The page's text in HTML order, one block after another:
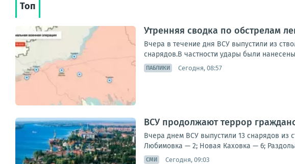
Топ
Утренняя сводка по обстрелам
Вчера в течение дня ВСУ выпустили из
снарядов.В частности удары были
ПАБЛИКИ Сегодня, 08:57
ВСУ продолжают террор
Вчера днем ВСУ выпустили 13 снарядов из
Любимовка — 2; Новая Каховка — 6;
СМИ Сегодня, 09:03